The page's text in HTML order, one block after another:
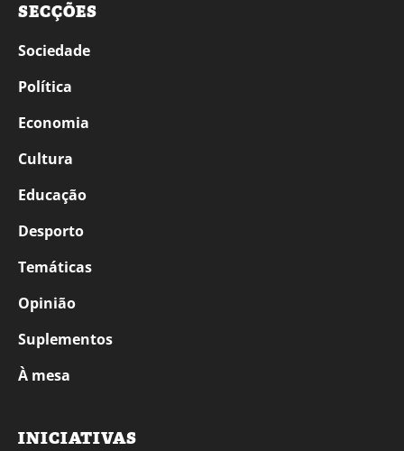
SECÇÕES
Sociedade
Política
Economia
Cultura
Educação
Desporto
Temáticas
Opinião
Suplementos
À mesa
INICIATIVAS